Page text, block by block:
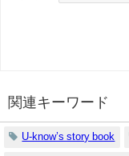
関連キーワード
U-know’s story book